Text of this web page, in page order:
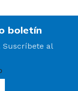
boletín
Suscríbete al